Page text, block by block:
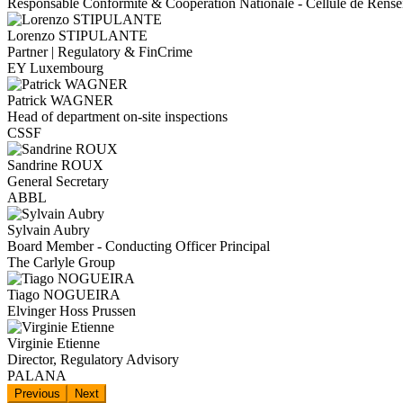
Lorenzo STIPULANTE
Partner | Regulatory & FinCrime
EY Luxembourg
Patrick WAGNER
Head of department on-site inspections
CSSF
Sandrine ROUX
General Secretary
ABBL
Sylvain Aubry
Board Member - Conducting Officer Principal
The Carlyle Group
Tiago NOGUEIRA
Elvinger Hoss Prussen
Virginie Etienne
Director, Regulatory Advisory
PALANA
Previous Next